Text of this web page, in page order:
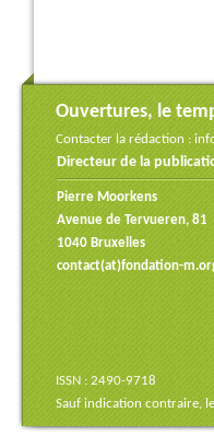
Ouvertures, le
Contacter la rédaction :
Directeur de la
Pierre Moorkens
Avenue de Tervueren, 81
1040 Bruxelles
contact(at)fondation-
ISSN : 2490-9718
Sauf indication contraire,